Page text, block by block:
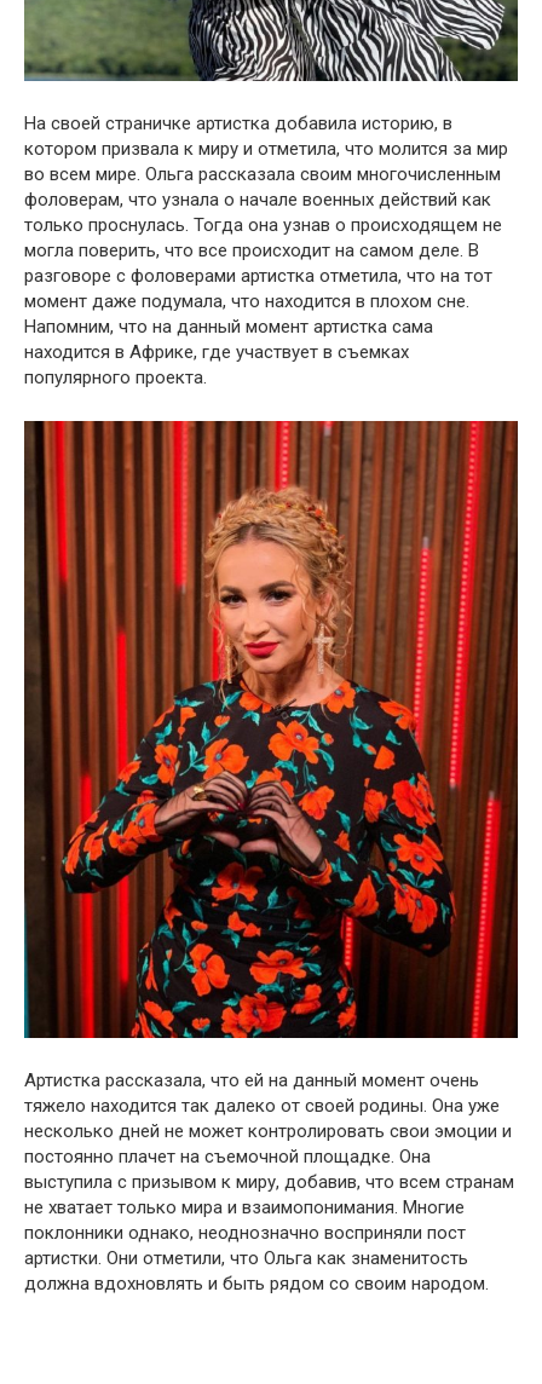
На своей страничке артистка добавила историю, в
котором призвала к миру и отметила, что молится за мир
во всем мире. Ольга рассказала своим многочисленным
фоловерам, что узнала о начале военных действий как
только проснулась. Тогда она узнав о происходящем не
могла поверить, что все происходит на самом деле. В
разговоре с фоловерами артистка отметила, что на тот
момент даже подумала, что находится в плохом сне.
Напомним, что на данный момент артистка сама
находится в Африке, где участвует в съемках
популярного проекта.
Артистка рассказала, что ей на данный момент очень
тяжело находится так далеко от своей родины. Она уже
несколько дней не может контролировать свои эмоции и
постоянно плачет на съемочной площадке. Она
выступила с призывом к миру, добавив, что всем странам
не хватает только мира и взаимопонимания. Многие
поклонники однако, неоднозначно восприняли пост
артистки. Они отметили, что Ольга как знаменитость
должна вдохновлять и быть рядом со своим народом.